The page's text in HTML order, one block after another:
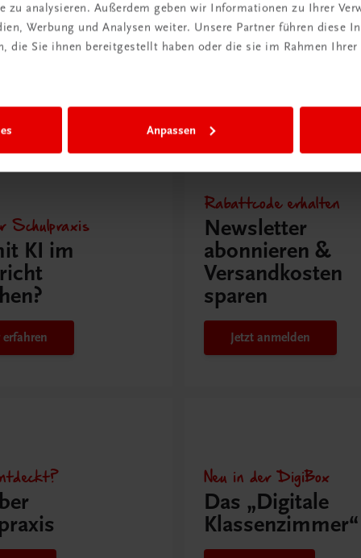
zu analysieren. Außerdem geben wir Informationen zu Ihrer
Werbung und Analysen weiter. Unsere Partner führen diese
die Sie ihnen bereitgestellt haben oder die sie im Rahmen
Anpassen
Semesterlizenz
€ 5,00
Schulpraxis
KI im
Rabattcode erhalten
Newsletter
abonnieren &
Versandkosten
sparen
Jetzt anmelden
Neu in der DigiBox
Das „Digitale
Klassenzimmer“